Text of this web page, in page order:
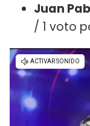
Juan
/ 1 voto